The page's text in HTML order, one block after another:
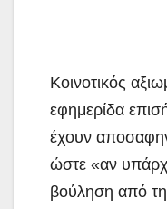
Κοινοτικός
εφημερίδα
έχουν
ώστε «αν
βούληση από